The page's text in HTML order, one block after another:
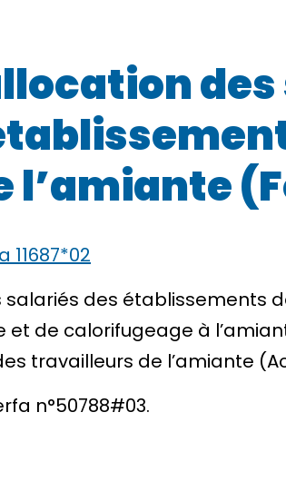
salariés des
de calorifugeage à
travailleurs de l’amiante
n°50788#03.